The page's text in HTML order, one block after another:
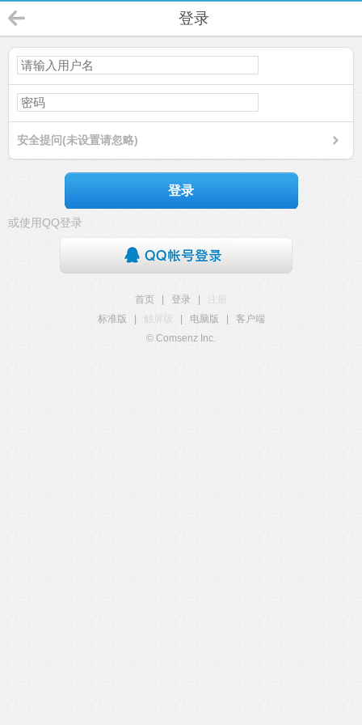
登录
安全提问(未设置请忽略)
登录
或使用QQ登录
首页 登录
注册
标准版
触屏版 电脑版
客户端
© Comsenz Inc.